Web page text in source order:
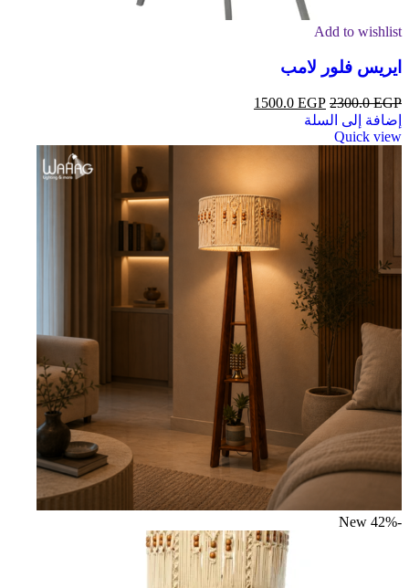
Add to wishlist
ايريس فلور لامب
2300.0EGP
1500.0 EGP
إضافة إلى السلة
Quick view
-42%
New